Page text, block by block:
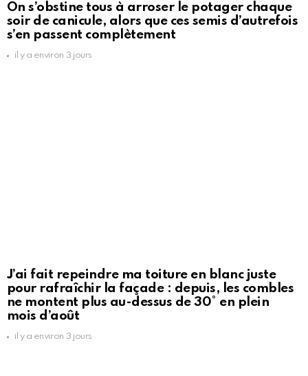
On s’obstine tous à arroser le potager chaque
soir de canicule, alors que ces semis d’autrefois
s’en passent complètement
il y a environ 3 jours
J’ai fait repeindre ma toiture en blanc juste
pour rafraîchir la façade : depuis, les combles
ne montent plus au-dessus de 30° en plein
mois d’août
il y a environ 3 jours